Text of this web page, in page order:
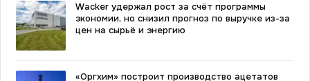
Wacker удержал рост за счёт программы
экономии, но снизил прогноз по выручке из-за
цен на сырьё и энергию
«Оргхим» построит производство ацетатов